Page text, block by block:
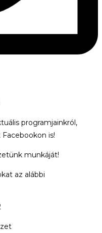
programjainkról,
is!
munkáját!
az alábbi